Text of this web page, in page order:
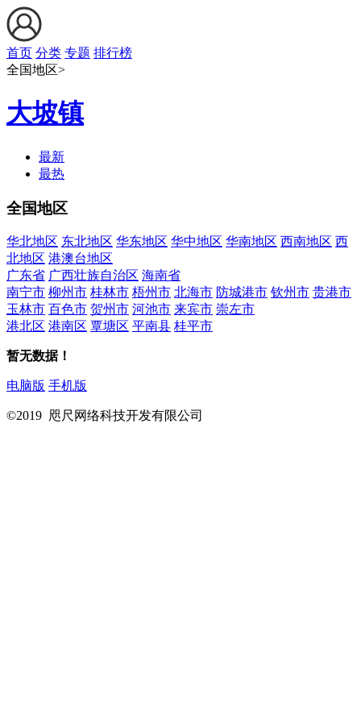
首页 分类 专题 排行榜
全国地区>
大坡镇
最新
最热
全国地区
华北地区 东北地区 华东地区 华中地区 华南地区 西南地区 西
北地区 港澳台地区
广东省 广西壮族自治区 海南省
南宁市 柳州市 桂林市 梧州市 北海市 防城港市 钦州市 贵港市
玉林市 百色市 贺州市 河池市 来宾市 崇左市
港北区 港南区 覃塘区 平南县 桂平市
暂无数据！
电脑版 手机版
©2019 咫尺网络科技开发有限公司